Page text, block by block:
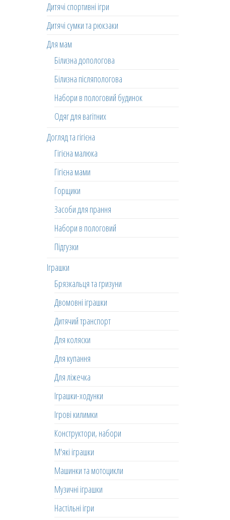
Дитячі спортивні ігри
Дитячі сумки та рюкзаки
Для мам
Білизна допологова
Білизна післяпологова
Набори в пологовий будинок
Одяг для вагітних
Догляд та гігієна
Гігієна малюка
Гігієна мами
Горщики
Засоби для прання
Набори в пологовий
Підгузки
Іграшки
Брязкальця та гризуни
Двомовні іграшки
Дитячий транспорт
Для коляски
Для купання
Для ліжечка
Іграшки-ходунки
Ігрові килимки
Конструктори, набори
М'які іграшки
Машинки та мотоцикли
Музичні іграшки
Настільні ігри